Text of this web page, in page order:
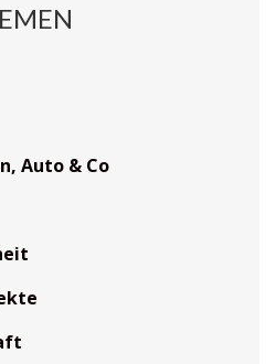
Auto & Co